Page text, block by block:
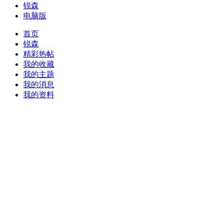
锐森
电脑版
首页
锐森
精彩热帖
我的收藏
我的主题
我的消息
我的资料